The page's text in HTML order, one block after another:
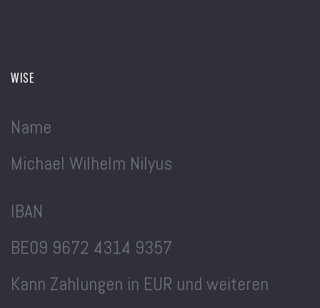
WISE
Name
Michael Wilhelm Nilyus
IBAN
BE09 9672 4314 9357
Kann Zahlungen in EUR und weiteren